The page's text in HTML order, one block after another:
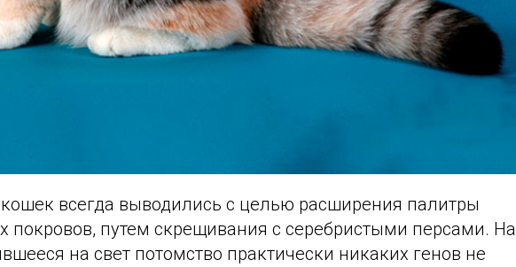
всегда выводились с целью расширения палитры
покровов, путем скрещивания с серебристыми персами. На
на свет потомство практически никаких генов не